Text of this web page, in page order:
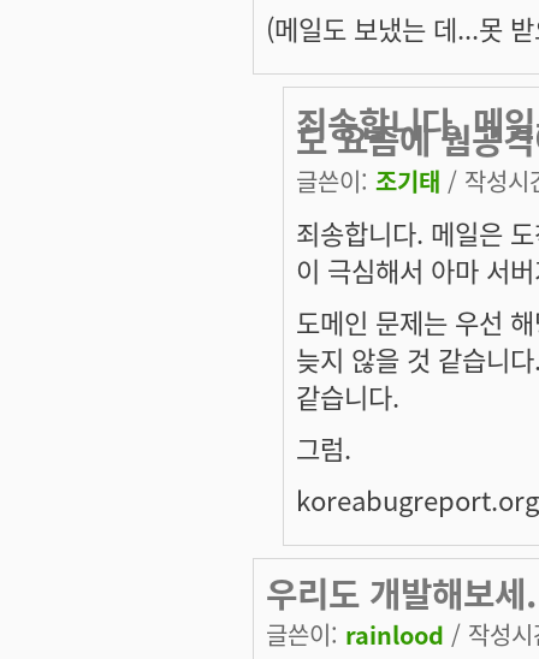
(메일도 보냈는 데...못
죄송합니다. 메
도 요즘에 웜공
글쓴이: 조기태 / 작성
죄송합니다. 메일은
이 극심해서 아마 서
도메인 문제는 우선
늦지 않을 것 같습니
같습니다.
그럼.
koreabugreport.org
우리도 개발해
글쓴이: rainlood / 작성